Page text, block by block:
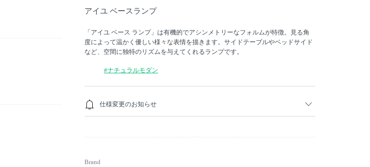
アイユ ベースランプ
「アイユ ベース ランプ」は有機的でアシンメトリーなフォルムが特徴。見る角
度によって温かく優しい様々な表情を描きます。サイドテーブルやベッドサイド
など、空間に独特のリズムを与えてくれるランプです。
#ナチュラルモダン
仕様変更のお知らせ
本商品は2016年10月26日より、付属電球が蛍光灯球から【LED電球】に変更とな
Brand